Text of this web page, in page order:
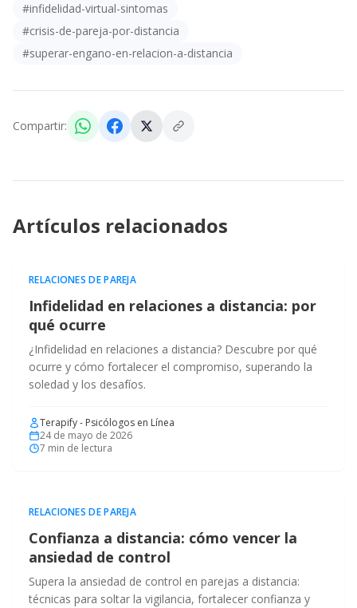
#infidelidad-virtual-sintomas
#crisis-de-pareja-por-distancia
#superar-engano-en-relacion-a-distancia
Compartir:
Artículos relacionados
RELACIONES DE PAREJA
Infidelidad en relaciones a distancia: por
qué ocurre
¿Infidelidad en relaciones a distancia? Descubre por qué
ocurre y cómo fortalecer el compromiso, superando la
soledad y los desafíos.
Terapify - Psicólogos en Línea
24 de mayo de 2026
7 min de lectura
RELACIONES DE PAREJA
Confianza a distancia: cómo vencer la
ansiedad de control
Supera la ansiedad de control en parejas a distancia:
técnicas para soltar la vigilancia, fortalecer confianza y